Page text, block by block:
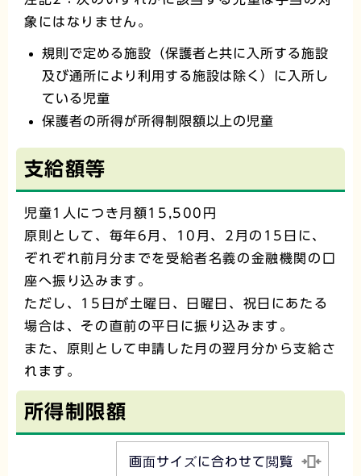
象にはなりません。
規則で定める施設（保護者と共に入所する施設
及び通所により利用する施設は除く）に入所し
ている児童
保護者の所得が所得制限額以上の児童
支給額等
児童1人につき月額15,500円
原則として、毎年6月、10月、2月の15日に、
ぞれぞれ前月分までを受給者名義の金融機関の口
座へ振り込みます。
ただし、15日が土曜日、日曜日、祝日にあたる
場合は、その直前の平日に振り込みます。
また、原則として申請した月の翌月分から支給さ
れます。
所得制限額
画面サイズに合わせて閲覧